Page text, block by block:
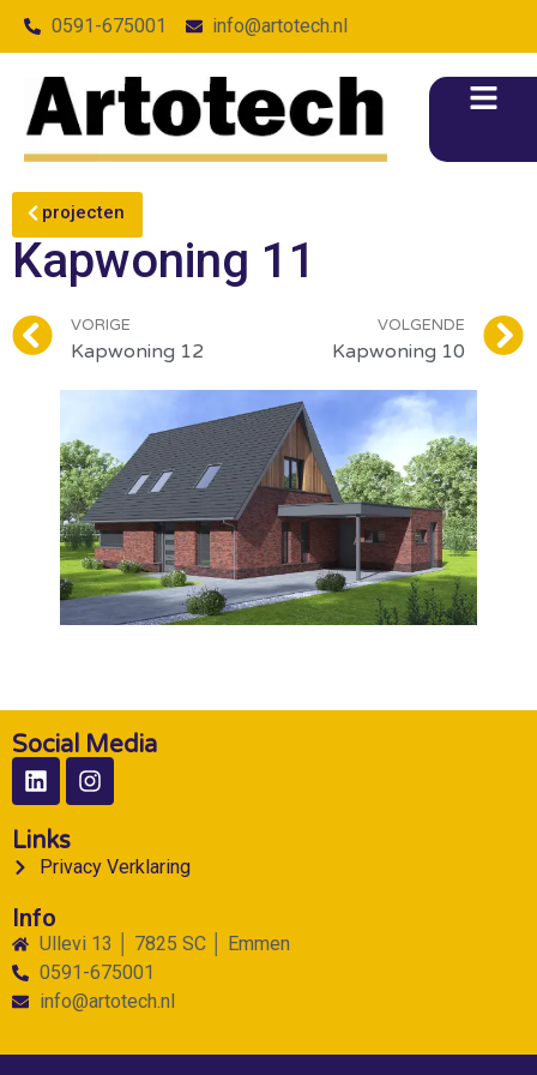
0591-675001 info@artotech.nl
projecten
Kapwoning 11
VORIGE
Kapwoning 12
VOLGENDE
Kapwoning 10
Social Media
Links
Privacy Verklaring
Info
Ullevi 13 │ 7825 SC │ Emmen
0591-675001
info@artotech.nl